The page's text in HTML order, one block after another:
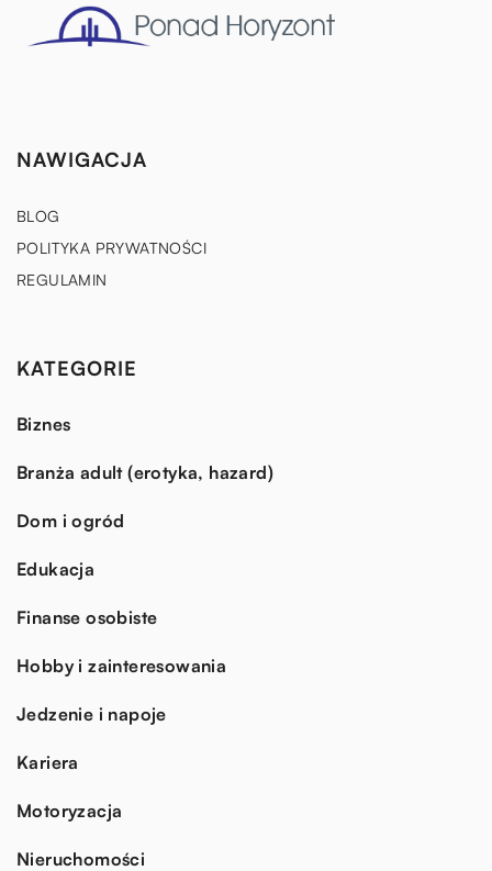
NAWIGACJA
BLOG
POLITYKA PRYWATNOŚCI
REGULAMIN
KATEGORIE
Biznes
Branża adult (erotyka, hazard)
Dom i ogród
Edukacja
Finanse osobiste
Hobby i zainteresowania
Jedzenie i napoje
Kariera
Motoryzacja
Nieruchomości